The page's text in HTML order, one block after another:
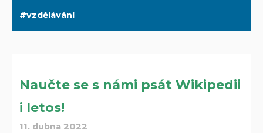
vzdělávání
Naučte se s námi psát Wikipedii
i letos!
11. dubna 2022